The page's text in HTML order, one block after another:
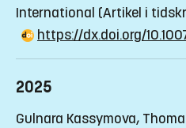
International (Artikel i
https://dx.doi.org/
2025
Gulnara Kassymova,